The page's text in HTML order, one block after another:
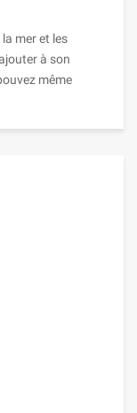
mer et les
à son
même